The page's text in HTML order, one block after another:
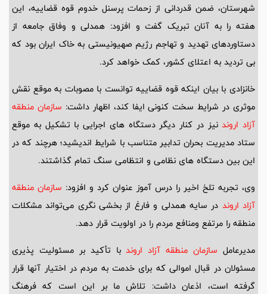
شهرستان، ضمن قدردانی از زحمات پرسنل خدوم قوه قضاییه، این
هفته را به آنان تبریک گفت و افزود: همدلی و وفاق جامعه از
دستاوردهای تهدید و تهاجم رژیم صهیونیستی به خاک ایران بود که
بی تردید به اعتلای کشور، کمک خواهد کرد.
خانزادی با بیان اینکه قوه قضاییه توانست با مصوبات به موقع نقش
موثری در شرایط سخت کنونی ایفا کند، اظهار داشت: سازمان منطقه
آزاد اروندنیز در کنار دیگر دستگاه های اجرایی با تشکیل به موقع
ستاد مدیریت بحران تدابیر متناسب با شرایط اندیشید؛ هرچند که در
این بین دستگاه های نظامی و انتظامی سنگ تمام گذاشتند.
وی، تجربه تلخ اخیر را درس آموز عنوان کرد و افزود: سازمان منطقه
آزاد اروند در سایه همدلی و فارغ از بخشی نگری می‌تواند مشکلات
منطقه را مرتفع ومنافع مردم را در اولویت قرار دهد.
مدیرعامل سازمان منطقه آزاد اروندبا تأکید بر مسئولیت پذیری
مسئولان در قبال اموالی که برای خدمت به مردم در اختیار آنها قرار
گرفته است، اذعان داشت: تلاش ما بر این است که فرهنگ